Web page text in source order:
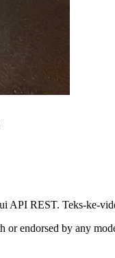
API REST. Teks-ke-
endorsed by any